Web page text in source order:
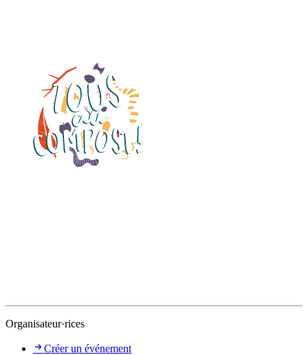
Organisateur·rices
Créer un événement